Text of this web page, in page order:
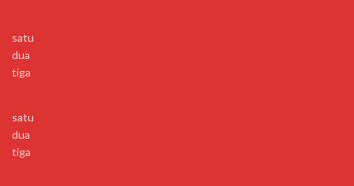
satu
dua
tiga
satu
dua
tiga